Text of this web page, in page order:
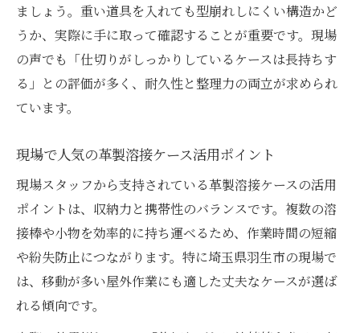
ましょう。重い道具を入れても型崩れしにくい構造かど
うか、実際に手に取って確認することが重要です。現場
の声でも「仕切りがしっかりしているケースは長持ちす
る」との評価が多く、耐久性と整理力の両立が求められ
ています。
現場で人気の革製溶接ケース活用ポイント
現場スタッフから支持されている革製溶接ケースの活用
ポイントは、収納力と携帯性のバランスです。複数の溶
接棒や小物を効率的に持ち運べるため、作業時間の短縮
や紛失防止につながります。特に埼玉県羽生市の現場で
は、移動が多い屋外作業にも適した丈夫なケースが選ば
れる傾向です。